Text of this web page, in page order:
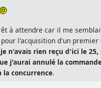
à attendre car il me
l'acquisition d'un premier
n'avais rien reçu d'ici le 25,
j'aurai annulé la
la concurrence.